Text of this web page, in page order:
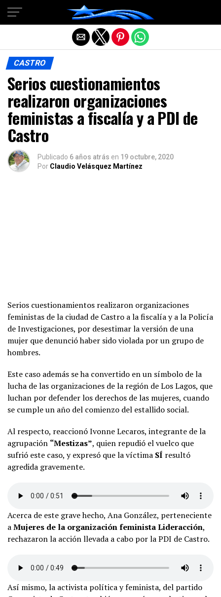
CASTRO
Serios cuestionamientos
realizaron organizaciones
feministas a fiscalía y a PDI de
Castro
Publicado 6 años atrás en 19 octubre, 2020
Por Claudio Velásquez Martínez
Serios cuestionamientos realizaron organizaciones
feministas de la ciudad de Castro a la fiscalía y a la Policía
de Investigaciones, por desestimar la versión de una
mujer que denunció haber sido violada por un grupo de
hombres.
Este caso además se ha convertido en un símbolo de la
lucha de las organizaciones de la región de Los Lagos, que
luchan por defender los derechos de las mujeres, cuando
se cumple un año del comienzo del estallido social.
Al respecto, reaccionó Ivonne Lecaros, integrante de la
agrupación “Mestizas”, quien repudió el vuelco que
sufrió este caso, y expresó que la víctima SÍ resultó
agredida gravemente.
Acerca de este grave hecho, Ana González, perteneciente
aMujeres de la organización feminista Lideracción,
rechazaron la acción llevada a cabo por la PDI de Castro.
Así mismo, la activista política y feminista, del partido
Salir de la versión móvil